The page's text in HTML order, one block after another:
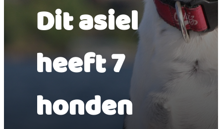
Dit asiel
heeft 7
honden